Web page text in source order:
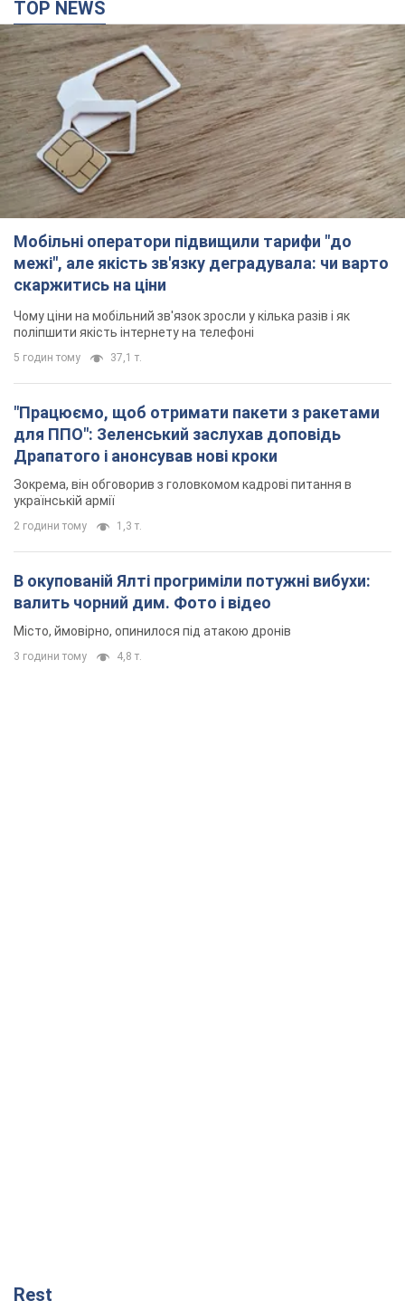
TOP NEWS
Мобільні оператори підвищили тарифи "до
межі", але якість зв'язку деградувала: чи варто
скаржитись на ціни
Чому ціни на мобільний зв'язок зросли у кілька разів і як
поліпшити якість інтернету на телефоні
5 годин тому 37,1 т.
"Працюємо, щоб отримати пакети з ракетами
для ППО": Зеленський заслухав доповідь
Драпатого і анонсував нові кроки
Зокрема, він обговорив з головкомом кадрові питання в
українській армії
2 години тому 1,3 т.
В окупованій Ялті прогриміли потужні вибухи: